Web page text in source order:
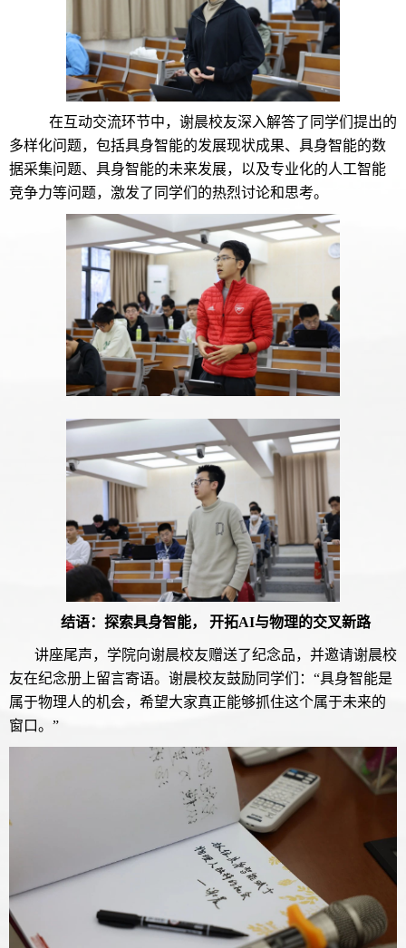
在互动交流环节中，谢晨校友深入解答了同学们提出的
多样化问题，包括具身智能的发展现状成果、具身智能的数
据采集问题、具身智能的未来发展，以及专业化的人工智能
竞争力等问题，激发了同学们的热烈讨论和思考。
结语：探索具身智能， 开拓AI与物理的交叉新路
讲座尾声，学院向谢晨校友赠送了纪念品，并邀请谢晨校
友在纪念册上留言寄语。谢晨校友鼓励同学们：“具身智能是
属于物理人的机会，希望大家真正能够抓住这个属于未来的
窗口。”